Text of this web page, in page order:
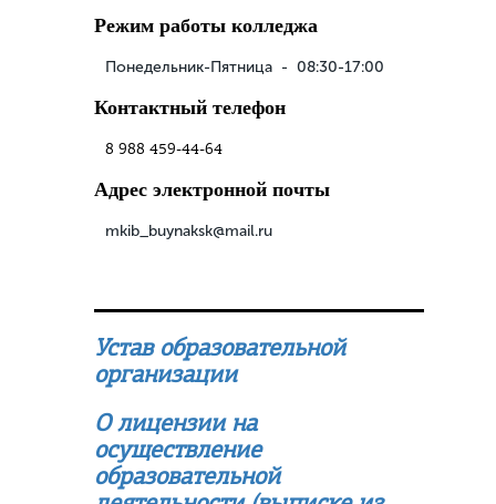
Режим работы колледжа
Понедельник-Пятница - 08:30-17:00
Контактный телефон
8 988 459-44-64
Адрес электронной почты
mkib_buynaksk@mail.ru
Устав образовательной
организации
О лицензии на
осуществление
образовательной